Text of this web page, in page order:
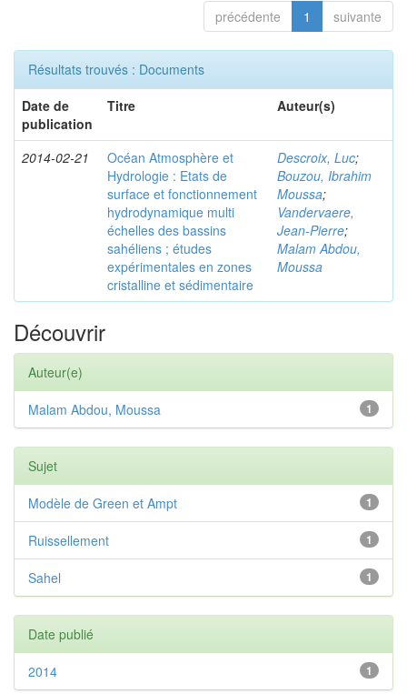
précédente 1 suivante
Résultats trouvés : Documents
Date de
publication
Titre Auteur(s)
2014-02-21
Océan Atmosphère et
Hydrologie : Etats de
surface et fonctionnement
hydrodynamique multi
échelles des bassins
sahéliens ; études
expérimentales en zones
cristalline et sédimentaire
Descroix, Luc;
Bouzou, Ibrahim
Moussa;
Vandervaere,
Jean-Pierre;
Malam Abdou,
Moussa
Découvrir
Auteur(e)
1
Malam Abdou, Moussa
Sujet
1
Modèle de Green et Ampt
1
Ruissellement
1
Sahel
Date publié
1
2014